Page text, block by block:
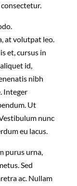
at volutpat leo.
et, cursus in
id,
nibh
Integer
Ut
nunc
eu lacus.
purus urna,
Sed
ac. Nullam